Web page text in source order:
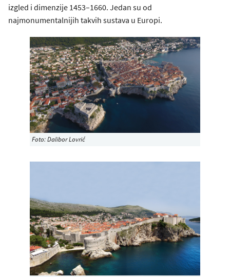
izgled i dimenzije 1453–1660. Jedan su od
najmonumentalnijih takvih sustava u Europi.
Foto: Dalibor Lovrić